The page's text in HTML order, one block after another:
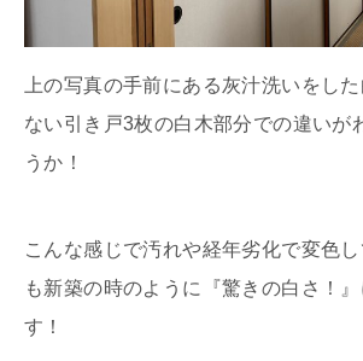
上の写真の手前にある灰汁洗いをし
ない引き戸3枚の白木部分での違いが
うか！
こんな感じで汚れや経年劣化で変色
も新築の時のように『驚きの白さ！
す！